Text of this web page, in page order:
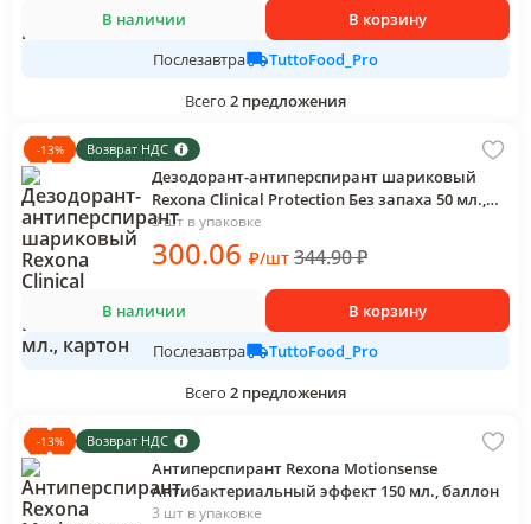
В наличии
В корзину
Послезавтра
TuttoFood_Pro
Всего 2 предложения
-13% Возврат НДС
Дезодорант-антиперспирант шариковый
Rexona Clinical Protection Без запаха 50 мл.,
картон
3 шт в упаковке
300.06 ₽/шт 344.90₽
В наличии
В корзину
Послезавтра
TuttoFood_Pro
Всего 2 предложения
-13% Возврат НДС
Антиперспирант Rexona Motionsense
Антибактериальный эффект 150 мл., баллон
3 шт в упаковке